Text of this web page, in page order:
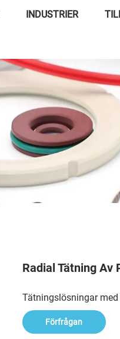
INDUSTRIER
Radial Tätning Av
Tätningslösningar
Förfrågan